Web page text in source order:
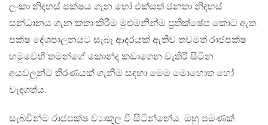
ලංකා නිදහස් පක්ෂය ගැන හෝ එක්සත් ජනතා නිදහස්
සන්ධානය ගැන කතා කිරීම මුළුමනින්ම ප්‍රතික්ෂේප කොට ඇත.
පක්ෂ දේශපාලනයට සැබෑ ආදරයක් ඇතිව තවමත් රාජපක්ෂ
හමුවෙහි තමන්ගේ කොන්ද කඩාගෙන වැතිරී සිටින
අයවලුන්ට තීරණයක් ගැනීම සඳහා මෙම මොහොත හෝ
වැදගත්ය.
සැබවින්ම රාජපක්ෂ ව්‍යාකූල වී සිටින්නේය. ඔහු පමණක්